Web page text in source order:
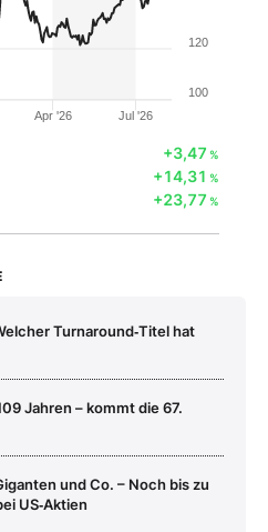
Apr '26 Jul '26
100
120
+3,47 %
+14,31 %
+23,77 %
Turnaround‑Titel hat
Jahren – kommt die 67.
und Co. – Noch bis zu
US‑Aktien